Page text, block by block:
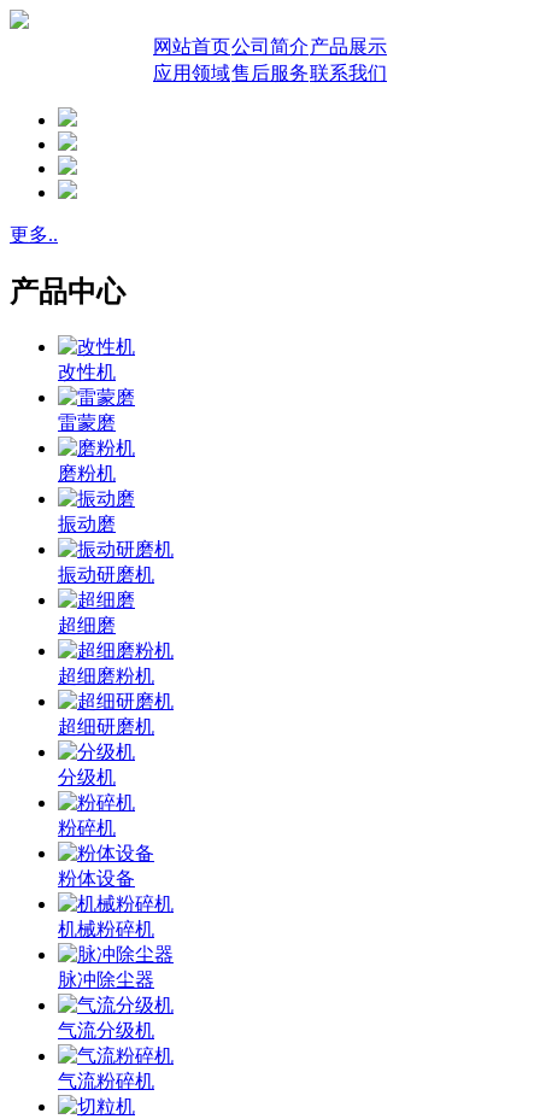
网站首页公司简介产品展示
应用领域售后服务联系我们
更多..
产品中心
改性机
雷蒙磨
磨粉机
振动磨
振动研磨机
超细磨
超细磨粉机
超细研磨机
分级机
粉碎机
粉体设备
机械粉碎机
脉冲除尘器
气流分级机
气流粉碎机